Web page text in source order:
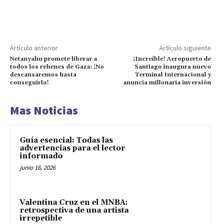
Artículo anterior
Netanyahu promete liberar a
todos los rehenes de Gaza: ¡No
descansaremos hasta
conseguirlo!
Artículo siguiente
¡Increíble! Aeropuerto de
Santiago inaugura nuevo
Terminal Internacional y
anuncia millonaria inversión
Mas Noticias
Guía esencial: Todas las
advertencias para el lector
informado
junio 16, 2026
Valentina Cruz en el MNBA:
retrospectiva de una artista
irrepetible